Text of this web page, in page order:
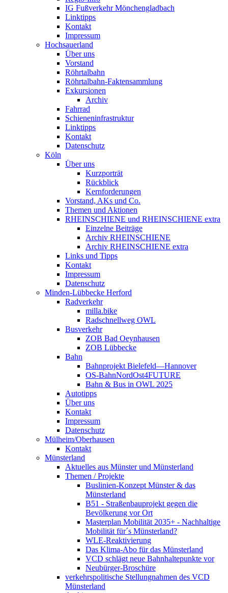
IG Fußverkehr Mönchengladbach
Linktipps
Kontakt
Impressum
Hochsauerland
Über uns
Vorstand
Röhrtalbahn
Röhrtalbahn-Faktensammlung
Exkursionen
Archiv
Fahrrad
Schieneninfrastruktur
Linktipps
Kontakt
Datenschutz
Köln
Über uns
Kurzporträt
Rückblick
Kernforderungen
Vorstand, AKs und Co.
Themen und Aktionen
RHEINSCHIENE und RHEINSCHIENE extra
Einzelne Beiträge
Archiv RHEINSCHIENE
Archiv RHEINSCHIENE extra
Links und Tipps
Kontakt
Impressum
Datenschutz
Minden-Lübbecke Herford
Radverkehr
milla.bike
Radschnellweg OWL
Busverkehr
ZOB Bad Oeynhausen
ZOB Lübbecke
Bahn
Bahnprojekt Bielefeld—Hannover
OS-BahnNordOst4FUTURE
Bahn & Bus in OWL 2025
Autotipps
Über uns
Kontakt
Impressum
Datenschutz
Mülheim/Oberhausen
Kontakt
Münsterland
Aktuelles aus Münster und Münsterland
Themen / Projekte
Buslinien-Konzept Münster & das
Münsterland
B51 - Straßenbauprojekt gegen die
Bevölkerung vor Ort
Masterplan Mobilität 2035+ - Nachhaltige
Mobilität für´s Münsterland?
WLE-Reaktivierung
Das Klima-Abo für das Münsterland
VCD schlägt neue Bahnhaltepunkte vor
Neubürger-Broschüre
verkehrspolitische Stellungnahmen des VCD
Münsterland